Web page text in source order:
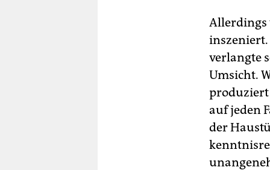
Allerdings
verlangte
Umsicht.
produziert
auf jeden
der